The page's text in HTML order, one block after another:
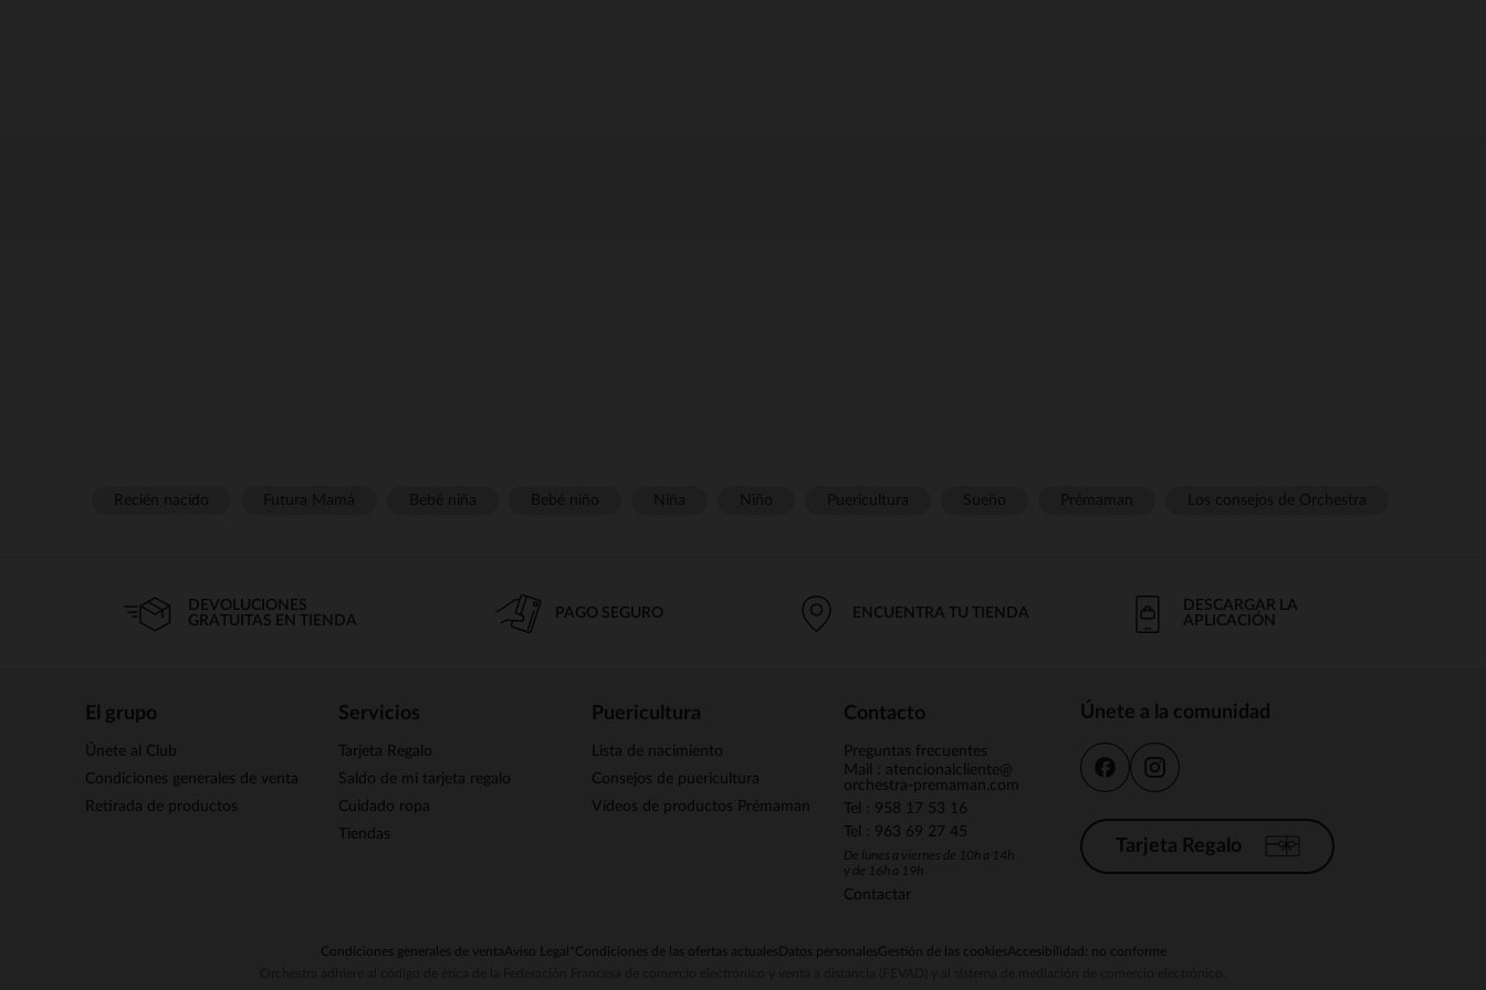
DEVOLUCIONES
GRATUITAS EN TIENDA
PAGO SEGURO ENCUENTRA TU TIENDA
DESCARGAR LA
APLICACIÓN
El grupo
Únete al Club
Condiciones generales de venta
Retirada de productos
Servicios
Tarjeta Regalo
Saldo de mi tarjeta regalo
Cuidado ropa
Tiendas
Puericultura
Lista de nacimiento
Consejos de puericultura
Vídeos de productos Prémaman
Contacto
Preguntas frecuentes
Mail : atencionalcliente@
orchestra-premaman.com
Tel : 958 17 53 16
Tel : 963 69 27 45
De lunes a viernes de 10h a 14h
y de 16h a 19h
Contactar
Únete a la comunidad
Tarjeta Regalo
Condiciones generales de ventaAviso Legal *Condiciones de las ofertas actuales Datos personalesGestión de las cookiesAccesibilidad: no conforme